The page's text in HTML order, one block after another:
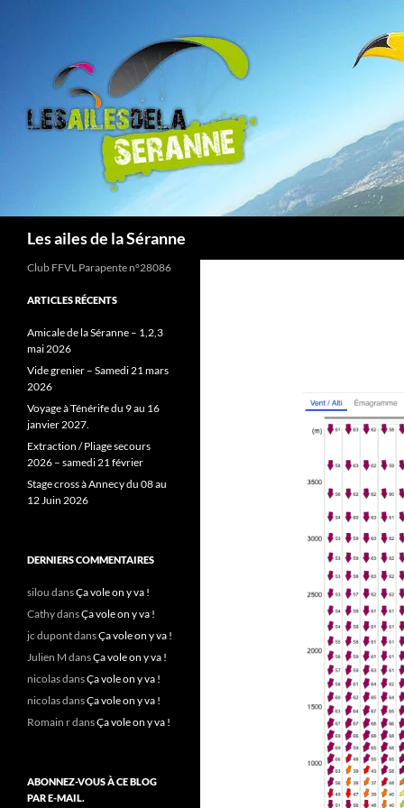
Les ailes de la Séranne
Club FFVL Parapente n°28086
ARTICLES RÉCENTS
Amicale de la Séranne – 1,2,3
mai 2026
Vide grenier – Samedi 21 mars
2026
Voyage à Ténérife du 9 au 16
janvier 2027.
Extraction / Pliage secours
2026 – samedi 21 février
Stage cross à Annecy du 08 au
12 Juin 2026
DERNIERS COMMENTAIRES
silou dansÇa vole on y va !
CathydansÇa vole on y va !
jc dupontdansÇa vole on y va !
Julien M dansÇa vole on y va !
nicolasdansÇa vole on y va !
nicolasdansÇa vole on y va !
Romain rdansÇa vole on y va !
ABONNEZ-VOUS À CE BLOG
PAR E-MAIL.